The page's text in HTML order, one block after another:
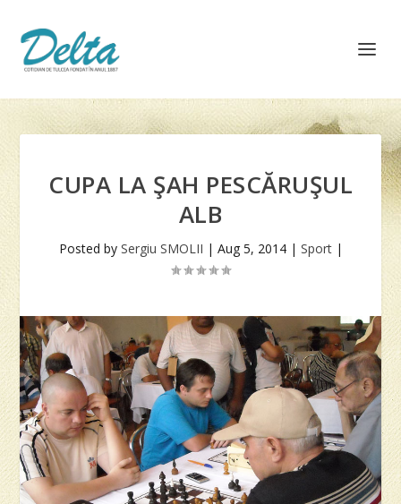
CUPA LA ŞAH PESCĂRUŞUL
ALB
Posted by Sergiu SMOLII | Aug 5, 2014| Sport|